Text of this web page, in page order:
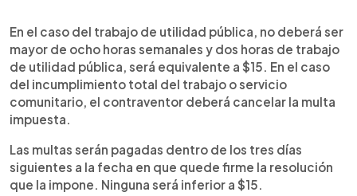
En el caso del trabajo de utilidad pública, no deberá ser
mayor de ocho horas semanales y dos horas de trabajo
de utilidad pública, será equivalente a $15. En el caso
del incumplimiento total del trabajo o servicio
comunitario, el contraventor deberá cancelar la multa
impuesta.
Las multas serán pagadas dentro de los tres días
siguientes a la fecha en que quede firme la resolución
que la impone. Ninguna será inferior a $15.